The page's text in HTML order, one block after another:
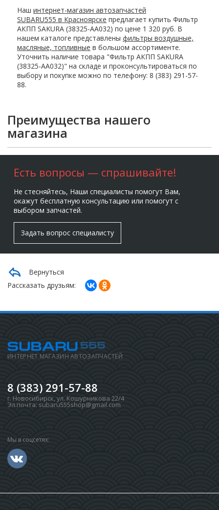
Наш интернет-магазин автозапчастей
SUBARU555 в Красноярске предлагает купить Фильтр
АКПП SAKURA (38325-AA032) по цене 1 320 руб. В
нашем каталоге представлены фильтры воздушные,
масляные, топливные в большом ассортименте.
Уточнить наличие товара "Фильтр АКПП SAKURA
(38325-AA032)" на складе и проконсультироваться по
выбору и покупке можно по телефону: 8 (383) 291-57-
88.
Преимущества нашего
магазина
Есть вопросы — спрашивайте!
Не стесняйтесь, Наши специалисты помогут Вам,
окажут бесплатную консультацию или помогут с
выбором запчастей.
Задать вопрос специалисту
Вернуться
Рассказать друзьям:
ИНТЕРНЕТ МАГАЗИН АВТОЗАПЧАСТЕЙ
8 (383) 291-57-88
г. Новосибирск,ул. Кошурникова 22/4
Эл.почта: subaru555shop@gmail.com
Мы в соцсетях: